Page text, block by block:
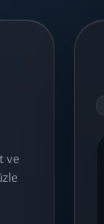
ve